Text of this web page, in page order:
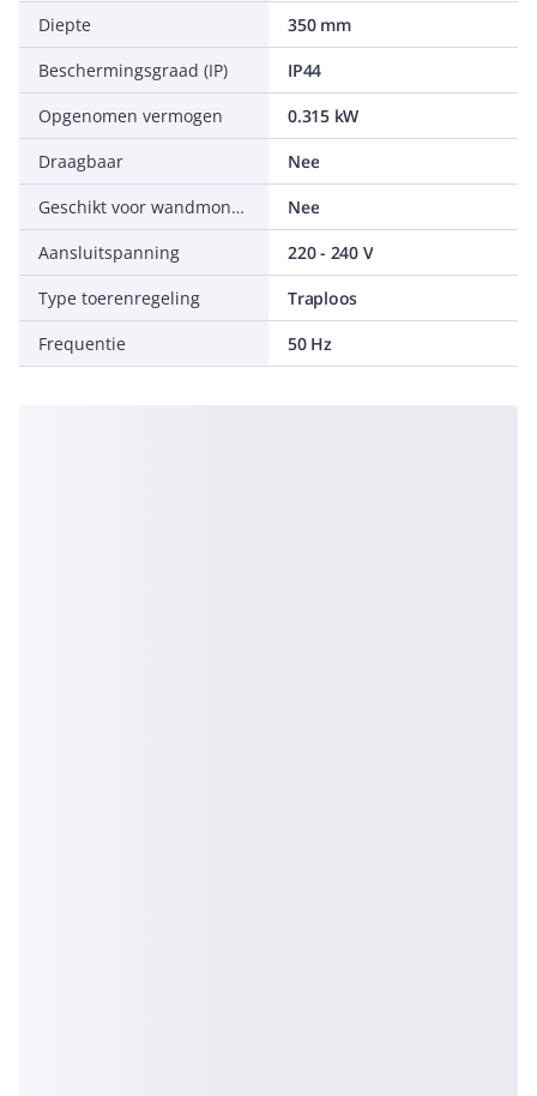
Diepte
350 mm
Beschermingsgraad (IP)
IP44
Opgenomen vermogen
0.315 kW
Draagbaar
Nee
Geschikt voor wandmontage
Nee
Aansluitspanning
220 - 240 V
Type toerenregeling
Traploos
Frequentie
50 Hz